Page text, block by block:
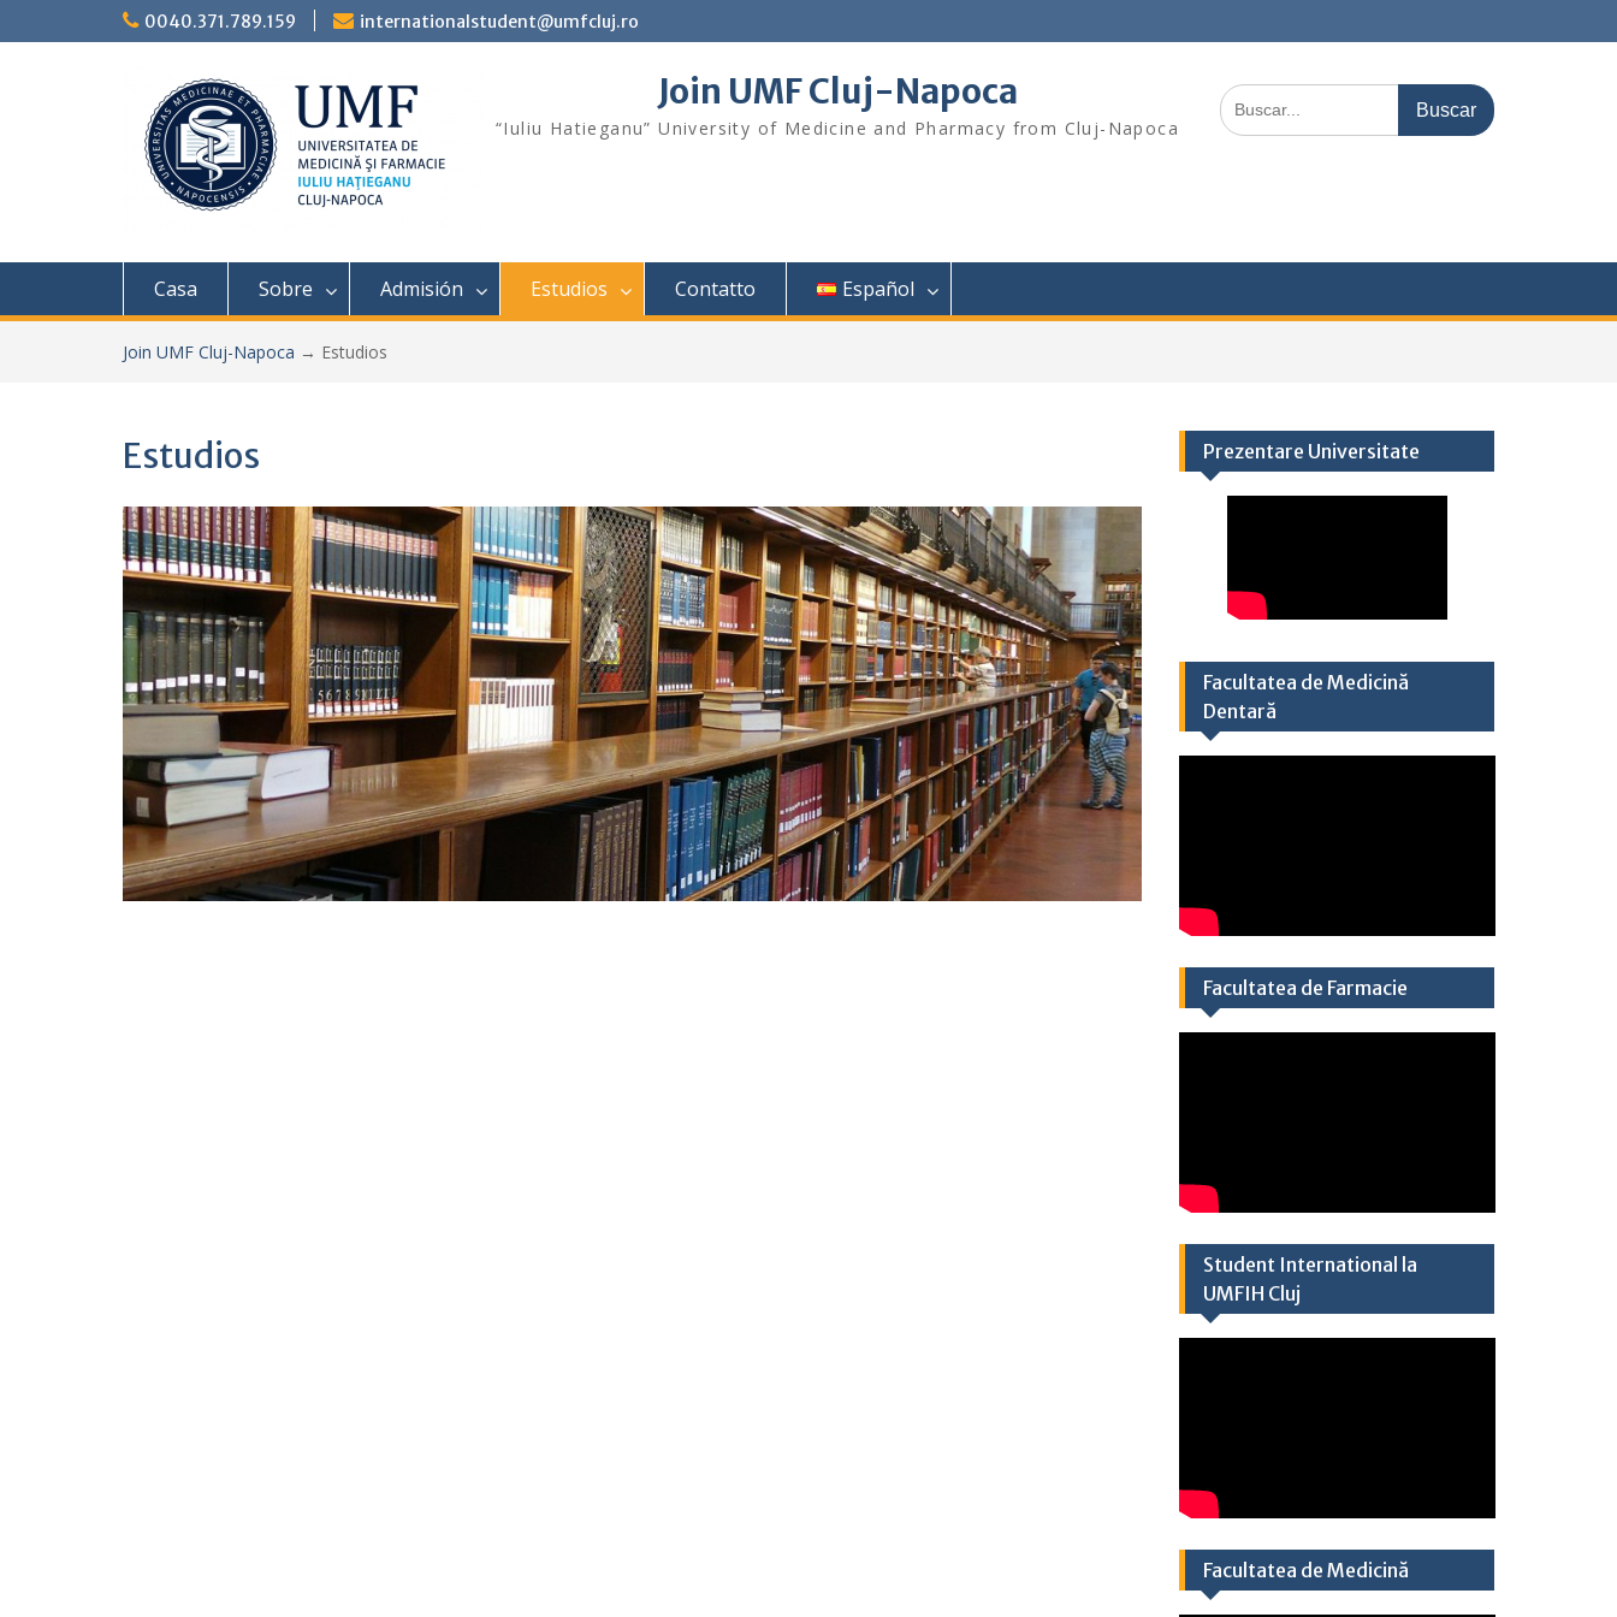
al
0040.371.789.159 internationalstudent@umfcluj.ro
Join UMF Cluj-Napoca
“Iuliu Hatieganu” University of Medicine and Pharmacy from Cluj-Napoca
Buscar:
Casa Sobre Admisión Estudios Contatto Español
Join UMF Cluj-Napoca → Estudios
Estudios Prezentare Universitate
Facultatea de Medicină
Dentară
Facultatea de Farmacie
Student International la
UMFIH Cluj​
Facultatea de Medicină